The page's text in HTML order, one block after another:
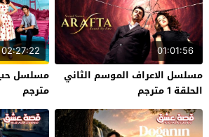
01:01:56
مسلسل الاعراف الموسم الثاني
الحلقة 1 مترجم
02:27:22
مترجم